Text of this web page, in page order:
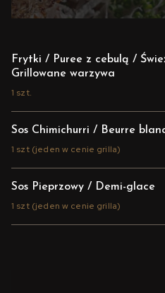
Frytki / Puree z cebulą /
Grillowane warzywa
1 szt.
Sos Chimichurri / Beurre
1 szt (jeden w cenie grilla)
Sos Pieprzowy / Demi-glace
1 szt (jeden w cenie grilla)